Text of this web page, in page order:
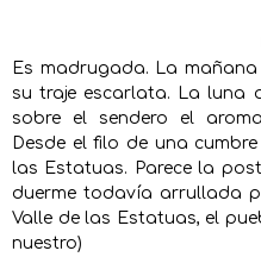
Estatua
Es madrugada. La
su traje escarlata. La luna
sobre el sendero el
Desde el filo de una
las Estatuas. Parece la
duerme todavía arrullada
Valle de las Estatuas, el
nuestro)